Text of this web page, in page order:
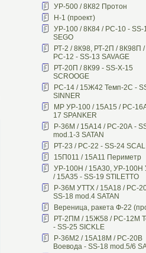
УР-500 / 8К82 Протон
Н-1 (проект)
УР-100 / 8К84 / РС-10 - SS-
SEGO
РТ-2 / 8К98, РТ-2П / 8К98П /
РС-12 - SS-13 SAVAGE
РТ-20П / 8К99 - SS-X-15
SCROOGE
РС-14 / 15Ж42 Темп-2С -
SINNER
МР УР-100 / 15А15 / РС-
17 SPANKER
Р-36М / 15А14 / РС-20А -
mod.1-3 SATAN
РТ-23 / РС-22 - SS-24
15П011 / 15А11 Периметр
УР-100Н / 15А30, УР-100Н
/ 15А35 - SS-19 STILETTO
Р-36М УТТХ / 15А18 / РС-
SS-18 mod.4 SATAN
Вереница, ракета Ф-22
РТ-2ПМ / 15Ж58 / РС-12М
- SS-25 SICKLE
Р-36М2 / 15А18М / РС-20В
Воевода - SS-18 mod.5/6